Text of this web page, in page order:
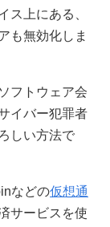
ス上にある、
も無効化しま
フトウェア会
イバー犯罪者
しい方法で
などの仮想通
サービスを使